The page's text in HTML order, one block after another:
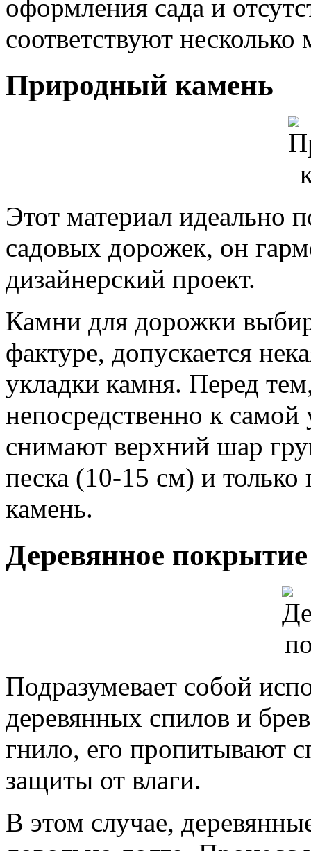
оформления сада и
соответствуют несколько
Природный камень
Этот материал идеально
садовых дорожек, он
дизайнерский проект.
Камни для дорожки
фактуре, допускается
укладки камня. Перед
непосредственно к самой
снимают верхний шар
песка (10-15 см) и только
камень.
Деревянное покрытие
Подразумевает собой
деревянных спилов и
гнило, его пропитывают
защиты от влаги.
В этом случае,